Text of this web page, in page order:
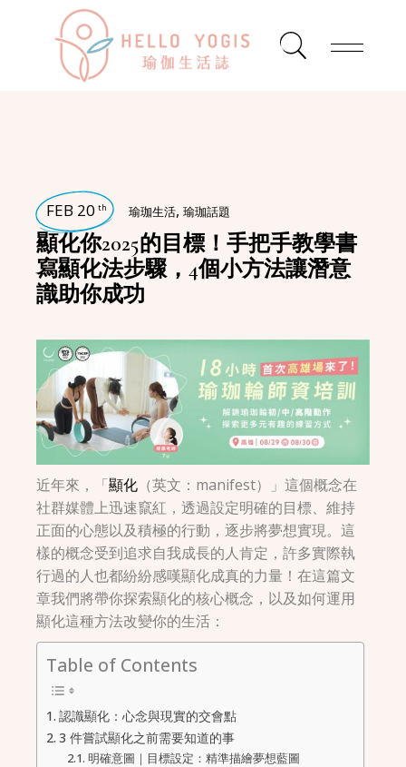
FEB 20 th 瑜珈生活,瑜珈話題
顯化你2025的目標！手把手教學書
寫顯化法步驟，4個小方法讓潛意
識助你成功
近年來，「顯化 （英文：manifest）」這個概念在
社群媒體上迅速竄紅，透過設定明確的目標、維持
正面的心態以及積極的行動，逐步將夢想實現。這
樣的概念受到追求自我成長的人肯定，許多實際執
行過的人也都紛紛感嘆顯化成真的力量！在這篇文
章我們將帶你探索顯化的核心概念，以及如何運用
顯化這種方法改變你的生活：
Table of Contents
認識顯化：心念與現實的交會點
3 件嘗試顯化之前需要知道的事
明確意圖｜目標設定：精準描繪夢想藍圖